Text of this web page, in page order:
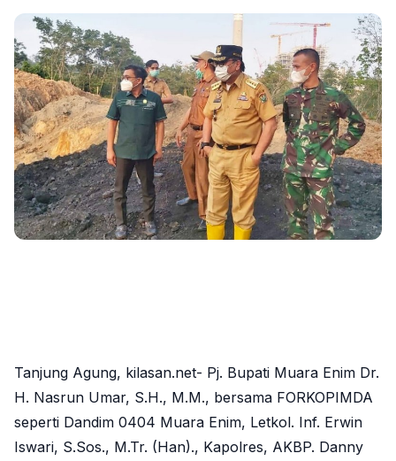
Tanjung Agung, kilasan.net- Pj. Bupati Muara Enim Dr.
H. Nasrun Umar, S.H., M.M., bersama FORKOPIMDA
seperti Dandim 0404 Muara Enim, Letkol. Inf. Erwin
Iswari, S.Sos., M.Tr. (Han)., Kapolres, AKBP. Danny